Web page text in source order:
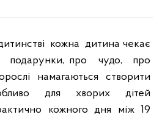
кожна дитина чекає
подарунки, про чудо,
про
намагаються
створити
для хворих
дітей
кожного дня між 19